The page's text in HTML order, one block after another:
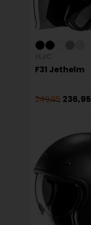
F31 Jethelm
249,95 236,95